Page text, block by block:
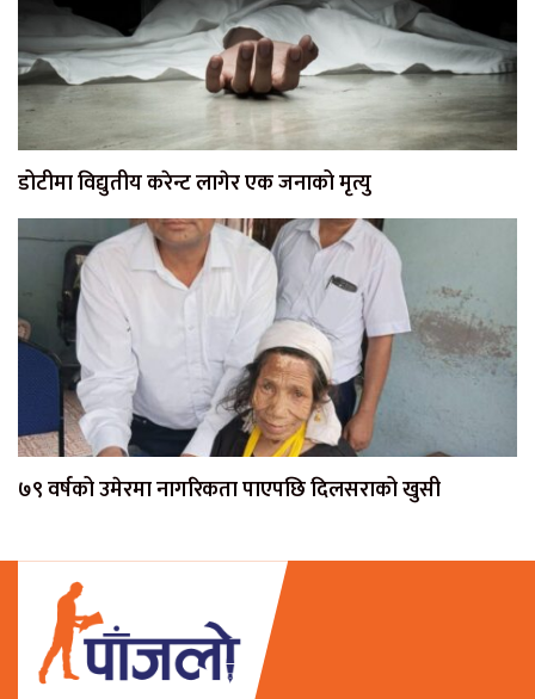
डोटीमा विद्युतीय करेन्ट लागेर एक जनाको मृत्यु
७९ वर्षको उमेरमा नागरिकता पाएपछि दिलसराको खुसी